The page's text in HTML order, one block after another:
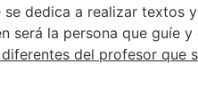
dedica a realizar
será la persona que guíe
del profesor que